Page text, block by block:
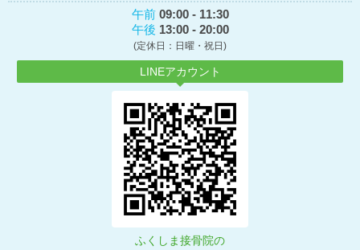
午前 09:00 - 11:30
午後 13:00 - 20:00
(定休日：日曜・祝日)
LINEアカウント
ふくしま接骨院の